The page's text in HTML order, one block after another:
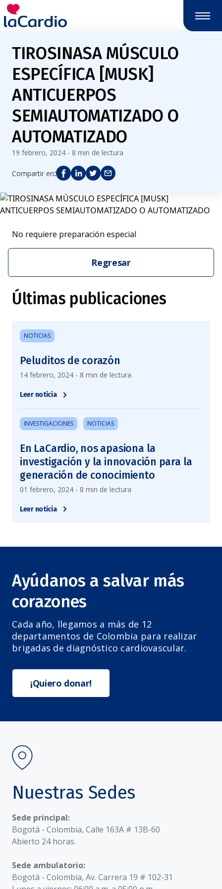
TIROSINASA MÚSCULO
ESPECÍFICA [MUSK]
ANTICUERPOS
SEMIAUTOMATIZADO O
AUTOMATIZADO
19 febrero, 2024 - 8 min de lectura
Compartir en:
No requiere preparación especial
Regresar
Últimas publicaciones
NOTICIAS
Peluditos de corazón
14 febrero, 2024 - 8 min de lectura
Leer noticia
INVESTIGACIONES NOTICIAS
En LaCardio, nos apasiona la
investigación y la innovación para la
generación de conocimiento
01 febrero, 2024 - 8 min de lectura
Leer noticia
Ayúdanos a salvar más
corazones
Cada año, llegamos a más de 12
departamentos de Colombia para realizar
brigadas de diagnóstico cardiovascular.
¡Quiero donar!
Nuestras Sedes
Sede principal:
Bogotá - Colombia, Calle 163A # 13B-60
Abierto 24 horas.
Sede ambulatorio:
Bogotá - Colombia, Av. Carrera 19 # 102-31